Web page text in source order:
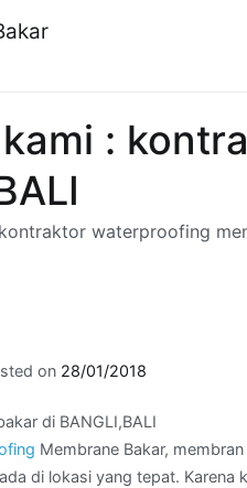
:
waterproofing
on 28/01/2018
di BANGLI,BALI
Membrane Bakar,
di lokasi yang tepat. Karena